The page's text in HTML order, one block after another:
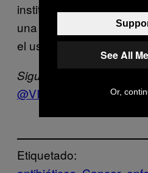
instituciones
una carga de «aporte o
el uso de antibióticos
Sigue a VICE News En
@VICENewsEs
Etiquetado:
See All
Or,